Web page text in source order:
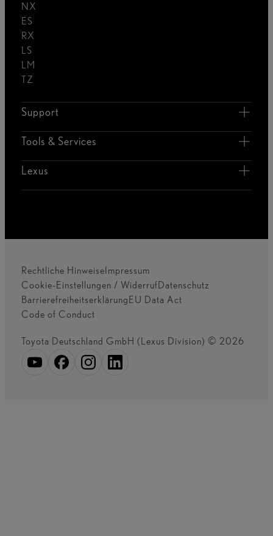
NX
ES
RX
LS
LM
TZ
Support
Tools & Services
Lexus
Rechtliche Hinweise Impressum
Cookie-Einstellungen / WiderrufDatenschutz
Barrierefreiheitserklärung EU Data Act
Code of Conduct
Toyota Deutschland GmbH (Lexus Division) © 2026